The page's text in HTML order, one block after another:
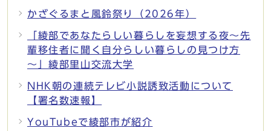
かざぐるまと風鈴祭り（2026年）
「綾部であなたらしい暮らしを妄想する夜～先
輩移住者に聞く自分らしい暮らしの見つけ方
～」綾部里山交流大学
NHK朝の連続テレビ小説誘致活動について
【署名数速報】
YouTubeで綾部市が紹介